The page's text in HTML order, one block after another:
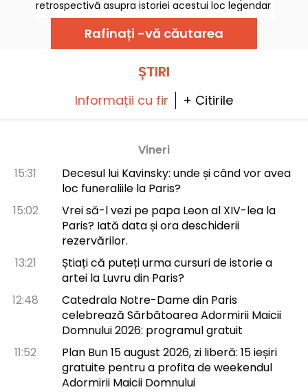
retrospectivă asupra istoriei acestui loc legendar
de concerte și divertisment parizian, în care au
evoluat artiști precum Edith Piaf, Jacques Brel,
Barbara și Johnny Hallyday, precum și Billie
Holiday, The Beatles și The Rolling Stones.
Rafinați -vă căutarea
ȘTIRI
Informații cu fir + Citirile
Vineri
15:31
Decesul lui Kavinsky: unde și când vor avea
loc funeraliile la Paris?
15:02
Vrei să-l vezi pe papa Leon al XIV-lea la
Paris? Iată data și ora deschiderii
rezervărilor.
13:21
Știați că puteți urma cursuri de istorie a
artei la Luvru din Paris?
12:48
Catedrala Notre-Dame din Paris
celebrează Sărbătoarea Adormirii Maicii
Domnului 2026: programul gratuit
11:52
Plan Bun 15 august 2026, zi liberă: 15 ieșiri
gratuite pentru a profita de weekendul
Adormirii Maicii Domnului